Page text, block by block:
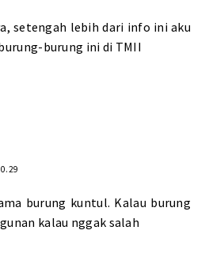
setengah lebih dari info ini aku
burung ini di TMII
burung kuntul. Kalau burung
kalau nggak salah